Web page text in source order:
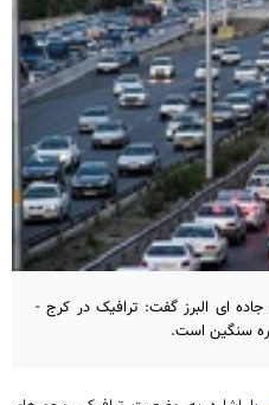
ای البرز گفت: ترافیک در کرج -
سنگین است.